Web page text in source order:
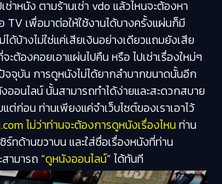
ช่าหนัง ตามร้านเช่า vdo แล้วไหนจะต้องหา
TV เพื่อมาต่อให้ใช้งานได้บางครั้งแผ่นก็มี
ด้บ้างไม่ใช่แค่เสียเงินอย่างเดียวแถมยังเสีย
ะต้องคอยเอาแผ่นไปคืน หรือ ไปเช่าเรื่องใหม่ๆ
จุบัน การดูหนังไม่ได้ยากลำบากขนาดนั้นอีก
ออนไลน์ นั้นสามารถทำได้ง่ายและสะดวกสบาย
ต่ก่อน ท่านเพียงแค่จำเว็บไซต์ของเราเอาไว้
ไม่ว่าท่านจะต้องการดูหนังเรื่องไหน ท่าน
ร์ทด้านขวาบน และใส่ชื่อเรื่องหนังที่ท่าน
ามารถ “ดูหนังออนไลน์” ได้ทันที